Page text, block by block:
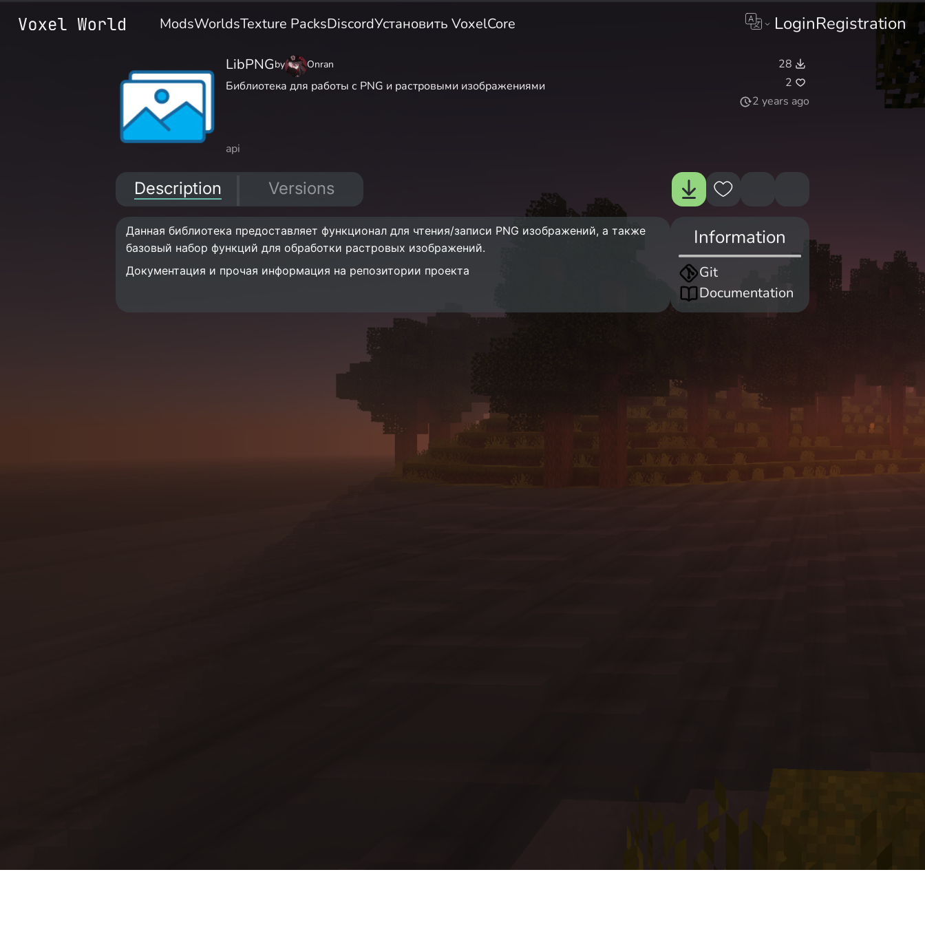
ModsWorldsTexture PacksDiscordУстановить VoxelCore LoginRegistration
LibPNGby Onran
Библиотека для работы с PNG и растровыми изображениями
api
28
2
2 years ago
Description Versions
Данная библиотека предоставляет функционал для чтения/записи PNG изображений, а также
базовый набор функций для обработки растровых изображений.
Документация и прочая информация на репозитории проекта
Information
Git
Documentation